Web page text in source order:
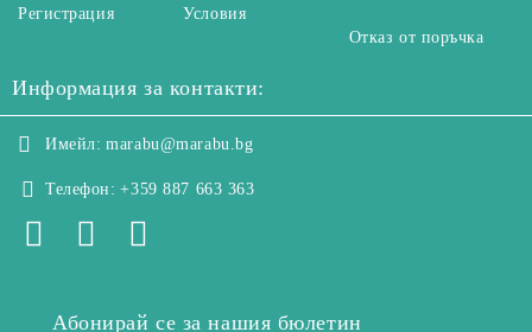
Регистрация Условия
Отказ от поръчка
Информация за контакти:
Имейл: marabu@marabu.bg
Телефон: +359 887 663 363
Абонирай се за нашия бюлетин